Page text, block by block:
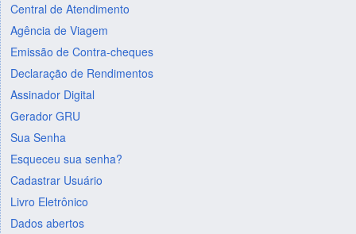
Central de Atendimento
Agência de Viagem
Emissão de Contra-cheques
Declaração de Rendimentos
Assinador Digital
Gerador GRU
Sua Senha
Esqueceu sua senha?
Cadastrar Usuário
Livro Eletrônico
Dados abertos